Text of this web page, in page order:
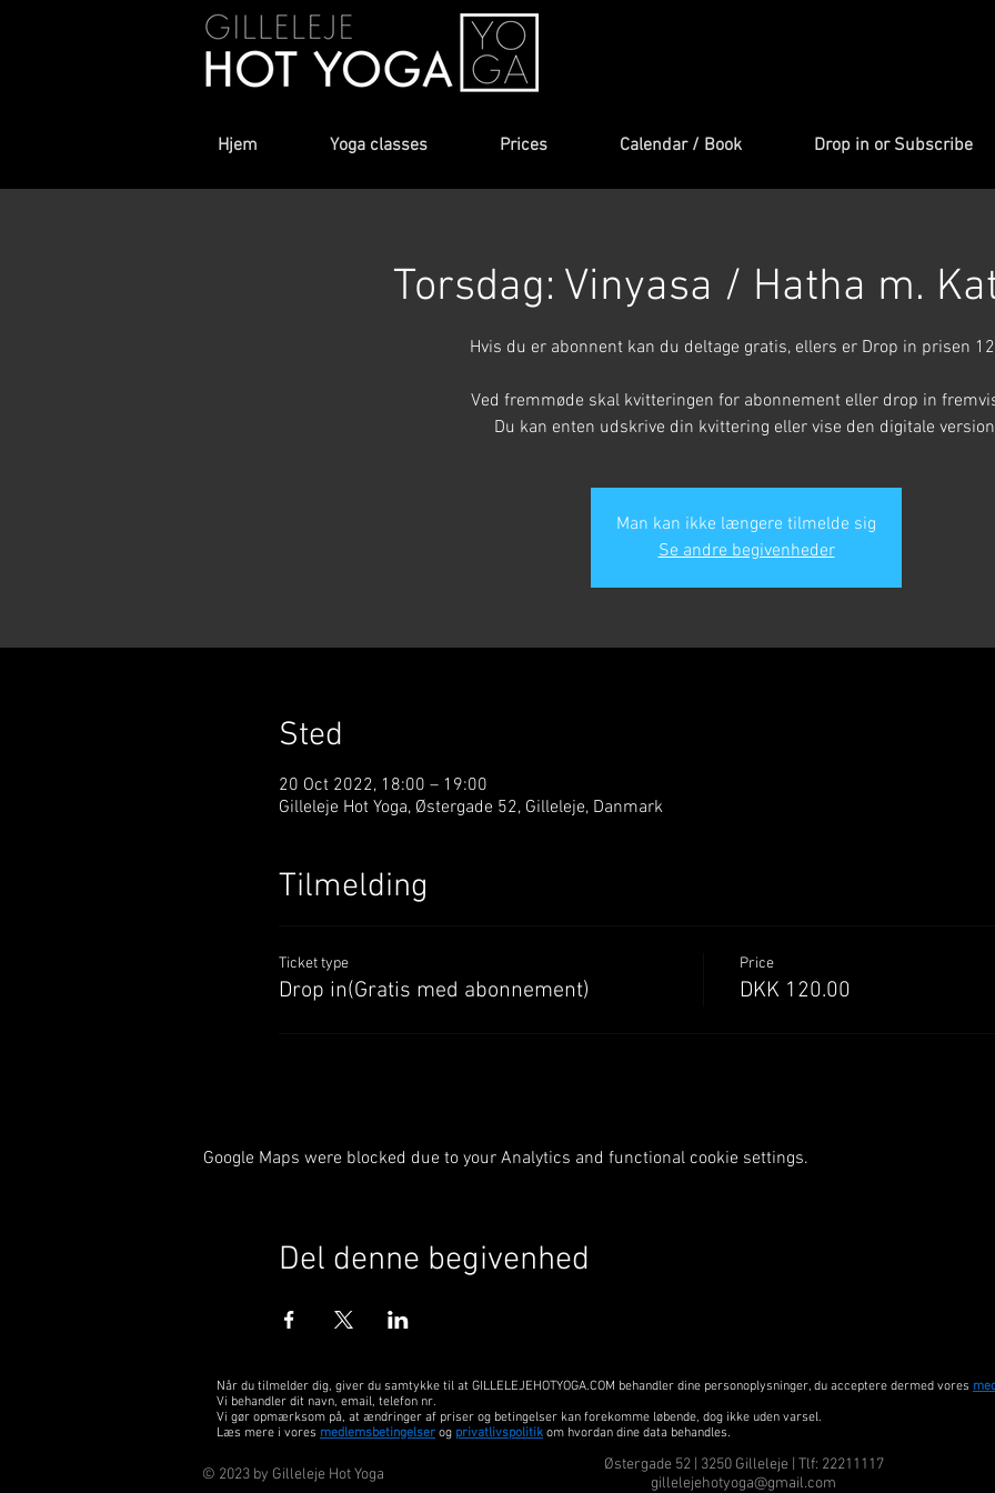
Hjem Yoga classes Prices Calendar / Book Drop in or Subscribe
Torsdag: Vinyasa / Hatha m.
Hvis du er abonnent kan du deltage gratis, ellers er Drop in prisen
Ved fremmøde skal kvitteringen for abonnement eller drop in
Du kan enten udskrive din kvittering eller vise den digitale
Man kan ikke længere tilmelde sig
Se andre begivenheder
Sted
20 Oct 2022, 18:00 – 19:00
Gilleleje Hot Yoga, Østergade 52, Gilleleje, Danmark
Tilmelding
Ticket type
Drop in(Gratis med abonnement)
Price
DKK 120.00
Google Maps were blocked due to your Analytics and functional cookie settings.
Del denne begivenhed
Når du tilmelder dig, giver du samtykke til at GILLELEJEHOTYOGA.COM behandler dine personoplysninger, du acceptere dermed vores
Vi behandler dit navn, email, telefon nr.
Vi gør opmærksom på, at ændringer af priser og betingelser kan forekomme løbende, dog ikke uden varsel.
Læs mere i vores medlemsbetingelser og privatlivspolitik om hvordan dine data behandles.
© 2023 by Gilleleje Hot Yoga
Østergade 52 | 3250 Gilleleje | Tlf: 22211117
gillelejehotyoga@gmail.com